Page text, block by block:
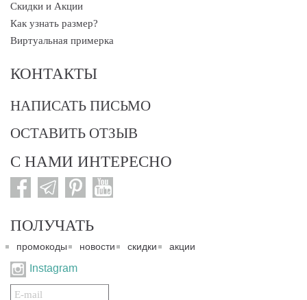
Скидки и Акции
Как узнать размер?
Виртуальная примерка
КОНТАКТЫ
НАПИСАТЬ ПИСЬМО
ОСТАВИТЬ ОТЗЫВ
С НАМИ ИНТЕРЕСНО
ПОЛУЧАТЬ
промокоды новости скидки акции
Instagram
Подписаться